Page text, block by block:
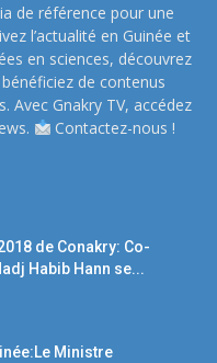
de référence pour une
l’actualité en Guinée et
en sciences, découvrez
de contenus
Avec Gnakry TV, accédez
Contactez-nous !
de Conakry: Co-
Habib Hann se...
Ministre